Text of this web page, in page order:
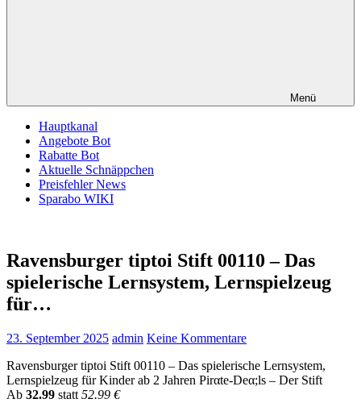
Menü
Hauptkanal
Angebote Bot
Rabatte Bot
Aktuelle Schnäppchen
Preisfehler News
Sparabo WIKI
Ravensburger tiptoi Stift 00110 – Das
spielerische Lernsystem, Lernspielzeug
für…
23. September 2025 admin Keine Kommentare
Ravensburger tiptoi Stift 00110 – Das spielerische Lernsystem,
Lernspielzeug für Kinder ab 2 Jahren Pirαtе-Dеα;ls – Der Stift
Аb 32.99 statt 52.99 €